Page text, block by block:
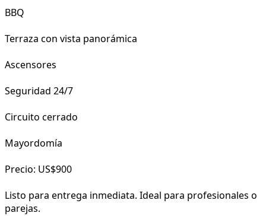
BBQ
Terraza con vista panorámica
Ascensores
Seguridad 24/7
Circuito cerrado
Mayordomía
Precio: US$900
Listo para entrega inmediata. Ideal para profesionales o
parejas.